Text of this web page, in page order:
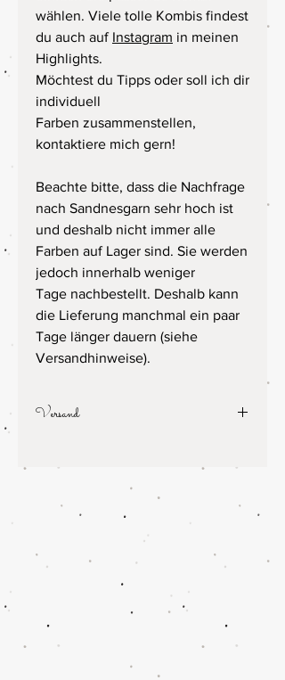
wählen. Viele tolle Kombis findest
du auch auf Instagram in meinen
Highlights.
Möchtest du Tipps oder soll ich dir
individuell
Farben zusammenstellen,
kontaktiere mich gern!
Beachte bitte, dass die Nachfrage
nach Sandnesgarn sehr hoch ist
und deshalb nicht immer alle
Farben auf Lager sind. Sie werden
jedoch innerhalb weniger
Tage nachbestellt. Deshalb kann
die Lieferung manchmal ein paar
Tage länger dauern (siehe
Versandhinweise).
Versand
kostenfreier Versand ab einem
Bestellwert von 49€.
Lieferung mit DHL, Lieferzeit 5-7
Werktage, maximal 10 Werktage.